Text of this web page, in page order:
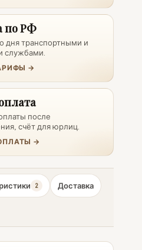
по РФ
дня транспортными и
службами.
→
после
счёт для юрлиц.
→
2 Доставка